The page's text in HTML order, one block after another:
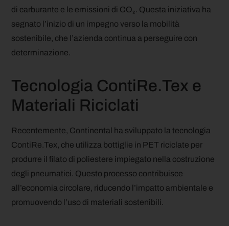
di carburante e le emissioni di CO₂. Questa iniziativa ha
segnato l’inizio di un impegno verso la mobilità
sostenibile, che l’azienda continua a perseguire con
determinazione.
Tecnologia ContiRe.Tex e
Materiali Riciclati
Recentemente, Continental ha sviluppato la tecnologia
ContiRe.Tex, che utilizza bottiglie in PET riciclate per
produrre il filato di poliestere impiegato nella costruzione
degli pneumatici. Questo processo contribuisce
all’economia circolare, riducendo l’impatto ambientale e
promuovendo l’uso di materiali sostenibili.